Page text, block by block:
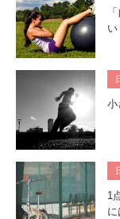
い
小
1